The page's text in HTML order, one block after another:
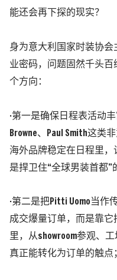
能还会再下探的现实？
身为意大利国家时装协会
业密码，问题固然千头
个方向：
·第一是确保日程表活动丰
Browne、Paul Smith这类
海外品牌稳定在日程里，
是捍卫住“全球男装首都”
·第二是把Pitti Uomo当作
成交爆量订单，而是靠
里，从showroom参观、
真正能转化为订单的触点